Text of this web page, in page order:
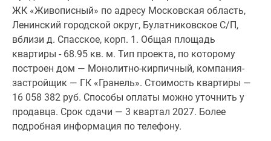
ЖК «Живописный» по адресу Московская область,
Ленинский городской округ, Булатниковское С/П,
вблизи д. Спасское, корп. 1. Общая площадь
квартиры - 68.95 кв. м. Тип проекта, по которому
построен дом — Монолитно-кирпичный, компания-
застройщик — ГК «Гранель». Стоимость квартиры —
16 058 382 руб. Способы оплаты можно уточнить у
продавца. Срок сдачи — 3 квартал 2027. Более
подробная информация по телефону.